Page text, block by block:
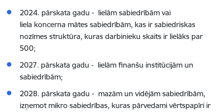
2024. pārskata gadu - lielām sabiedrībām vai
liela koncerna mātes sabiedrībām, kas ir sabiedriskas
nozīmes struktūra, kuras darbinieku skaits ir lielāks par
500;
2027. pārskata gadu - lielām finanšu institūcijām un
sabiedrībām;
2028. pārskata gadu - mazām un vidējām sabiedrībām,
izņemot mikro sabiedrības, kuras pārvedami vērtspapīri ir